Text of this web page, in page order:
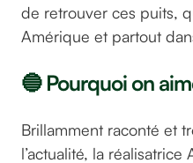
de retrouver ces puits,
Amérique et partout
🔵 Pourquoi on
Brillamment raconté et
l’actualité, la